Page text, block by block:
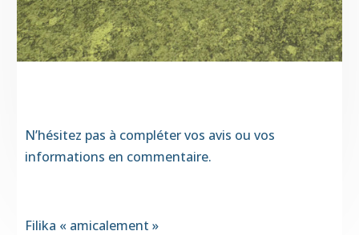
N’hésitez pas à compléter vos avis ou vos
informations en commentaire.
Filika « amicalement »